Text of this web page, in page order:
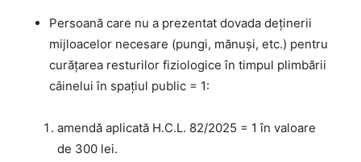
Persoană care nu a prezentat dovada deținerii
mijloacelor necesare (pungi, mănuși, etc.) pentru
curățarea resturilor fiziologice în timpul plimbării
câinelui în spațiul public = 1:
amendă aplicată H.C.L. 82/2025 = 1 în valoare
de 300 lei.